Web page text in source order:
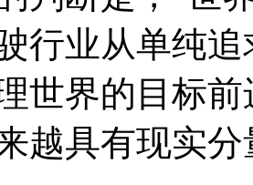
行业从单纯追
世界的目标
越具有现实分